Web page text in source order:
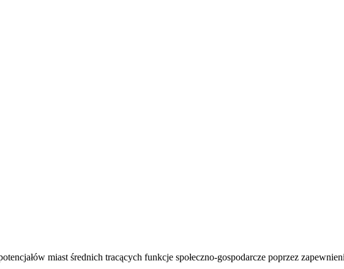
miast średnich tracących funkcje społeczno-gospodarcze poprzez